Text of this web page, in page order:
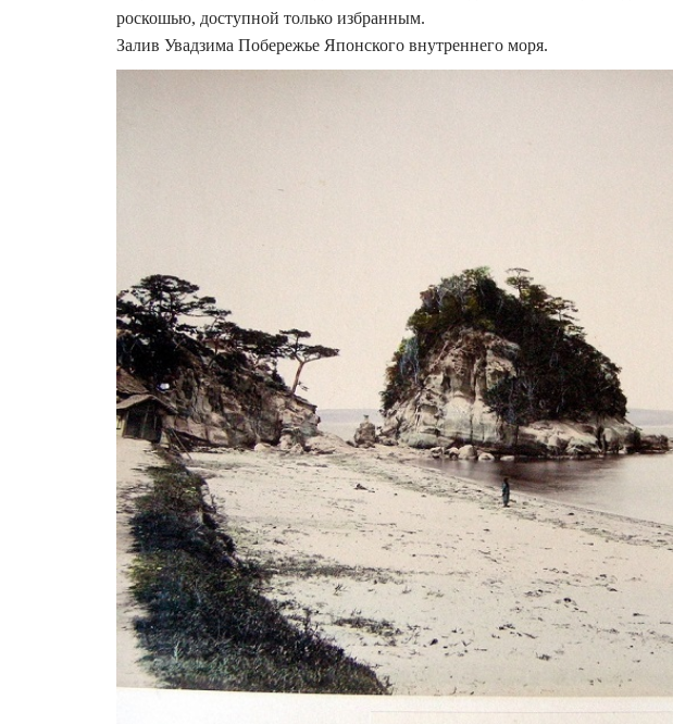
роскошью, доступной только избранным.
Залив Увадзима Побережье Японского внутреннего моря.